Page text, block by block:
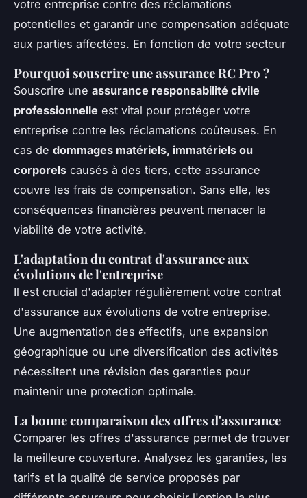
votre entreprise contre des réclamations
potentielles et garantir une compensation adéquate
aux parties affectées. En fonction de votre secteur
Pourquoi souscrire une assurance RC Pro ?
Souscrire une assurance responsabilité civile
professionnelle est vital pour protéger votre
entreprise contre les réclamations coûteuses. En
cas de dommages matériels, immatériels ou
corporels causés à des tiers, cette assurance
couvre les frais de compensation. Sans elle, les
conséquences financières peuvent menacer la
viabilité de votre activité.
L'adaptation du contrat d'assurance aux
évolutions de l'entreprise
Il est crucial d'adapter régulièrement votre contrat
d'assurance aux évolutions de votre entreprise.
Une augmentation des effectifs, une expansion
géographique ou une diversification des activités
nécessitent une révision des garanties pour
maintenir une protection optimale.
La bonne comparaison des offres d'assurance
Comparer les offres d'assurance permet de trouver
la meilleure couverture. Analysez les garanties, les
tarifs et la qualité de service proposés par